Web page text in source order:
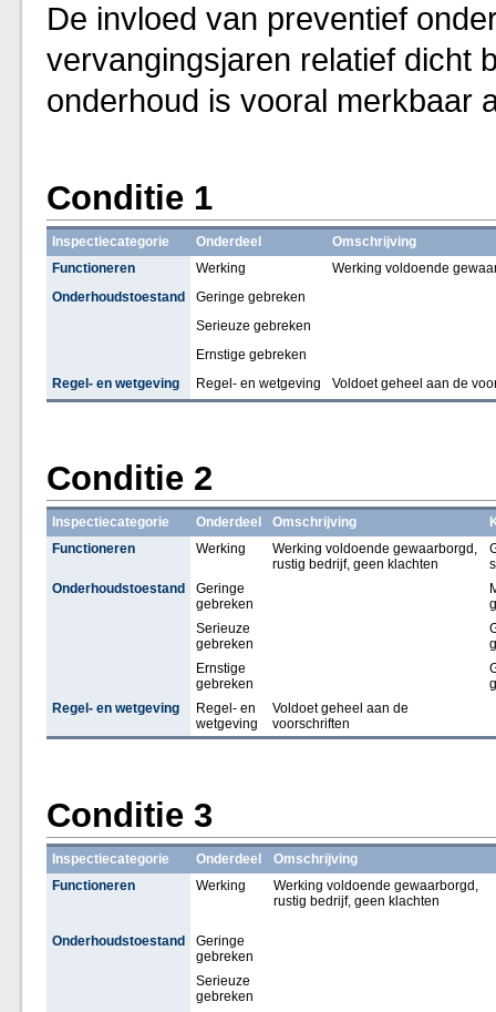
De invloed van preventief
vervangingsjaren relatief dicht
onderhoud is vooral merkbaar
Conditie 1
Inspectiecategorie Onderdeel
Omschrijving
Functioneren
Werking
Werking voldoende
Onderhoudstoestand
Geringe gebreken
Serieuze gebreken
Ernstige gebreken
Regel- en wetgeving
Regel- en wetgeving Voldoet geheel aan de
Conditie 2
Inspectiecategorie Onderdeel Omschrijving
Functioneren
Werking
Werking voldoende gewaarborgd,
rustig bedrijf, geen klachten
Onderhoudstoestand
Geringe
gebreken
Serieuze
gebreken
Ernstige
gebreken
Regel- en wetgeving
Regel- en
wetgeving
Voldoet geheel aan de
voorschriften
Conditie 3
Inspectiecategorie Onderdeel
Omschrijving
Functioneren
Werking
Werking voldoende gewaarborgd,
rustig bedrijf, geen klachten
Onderhoudstoestand
Geringe
gebreken
Serieuze
gebreken